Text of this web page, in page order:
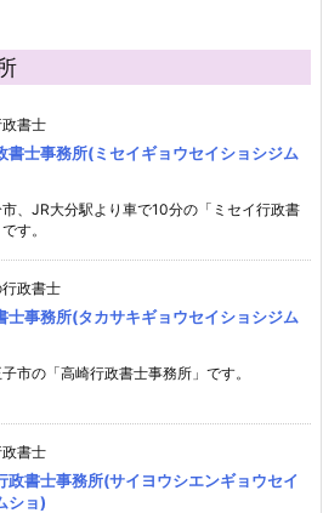
書士
書士事務所(ミセイギョウセイショシジム
、JR大分駅より車で10分の「ミセイ行政書
す。
政書士
士事務所(タカサキギョウセイショシジム
市の「高崎行政書士事務所」です。
書士
政書士事務所(サイヨウシエンギョウセイ
ショ)